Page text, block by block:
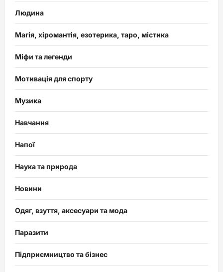
Людина
Магія, хіромантія, езотерика, таро, містика
Міфи та легенди
Мотивація для спорту
Музика
Навчання
Напої
Наука та природа
Новини
Одяг, взуття, аксесуари та мода
Паразити
Підприємництво та бізнес